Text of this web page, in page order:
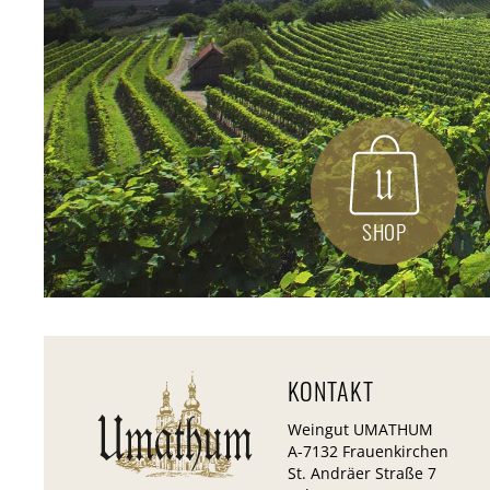
SHOP
mehr mehr
KONTAKT
Weingut UMATHUM
A-7132 Frauenkirchen
St. Andräer Straße 7